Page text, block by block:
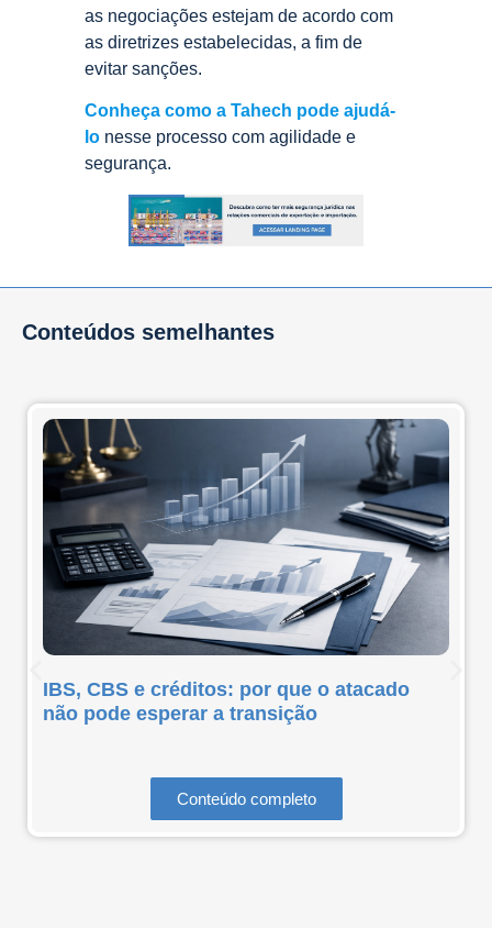
as negociações estejam de acordo com
as diretrizes estabelecidas, a fim de
evitar sanções.
Conheça como a Tahech pode ajudá-
lo nesse processo com agilidade e
segurança.
Conteúdos semelhantes
IBS, CBS e créditos: por que o atacado
não pode esperar a transição
Conteúdo completo